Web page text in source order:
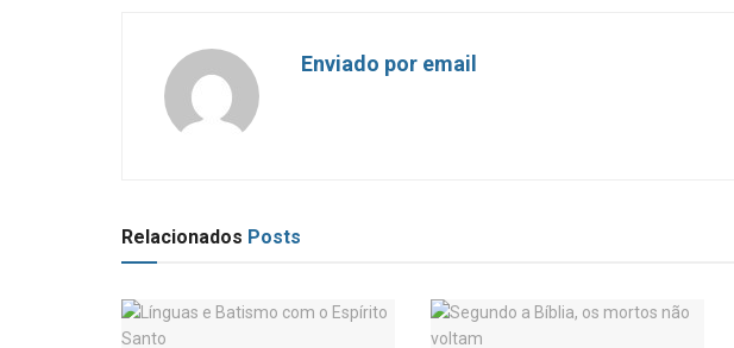
Enviado por email
Relacionados Posts